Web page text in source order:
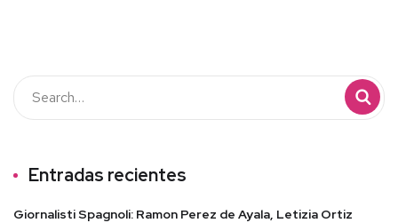
Entradas recientes
Giornalisti Spagnoli: Ramon Perez de Ayala, Letizia Ortiz